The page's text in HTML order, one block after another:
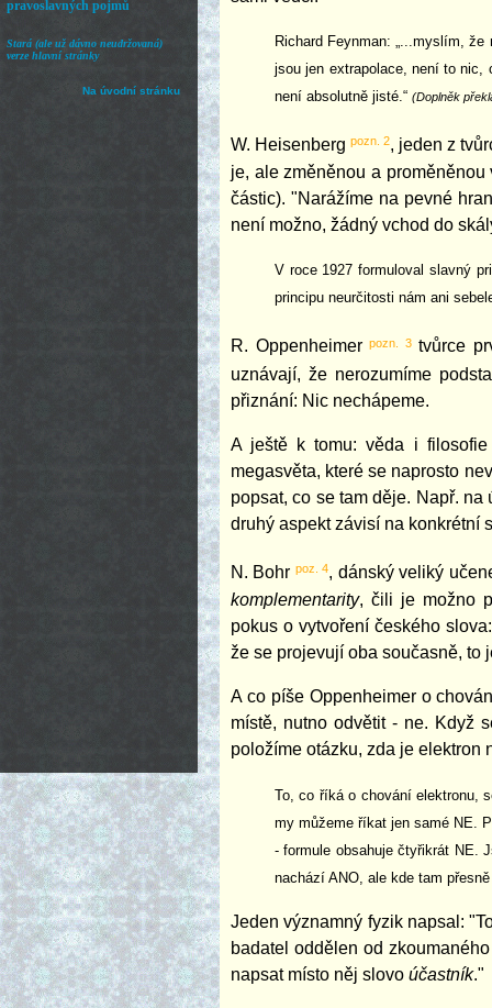
Richard Feynman: „...myslím,
jsou jen extrapolace, není to
není absolutně jisté.“ (Doplněk
W. Heisenbergpozn. 2, jeden z
je, ale změněnou a
částic). "Narážíme na pevné
není možno, žádný vchod do
V roce 1927 formuloval slavný
principu neurčitosti nám ani
R. Oppenheimerpozn. 3tvůrce
uznávají, že nerozumíme
přiznání: Nic nechápeme.
A ještě k tomu: věda i
megasvěta, které se naprosto
popsat, co se tam děje. Např.
druhý aspekt závisí na konkrétní
N. Bohr poz. 4, dánský veliký
komplementarity, čili je možno
pokus o vytvoření českého
že se projevují oba současně, to
A co píše Oppenheimer o
místě, nutno odvětit - ne. Když
položíme otázku, zda je elektron
To, co říká o chování elektronu,
my můžeme říkat jen samé NE.
- formule obsahuje čtyřikrát NE.
nachází ANO, ale kde tam
Jeden významný fyzik napsal:
badatel oddělen od
napsat místo něj slovo účastník."